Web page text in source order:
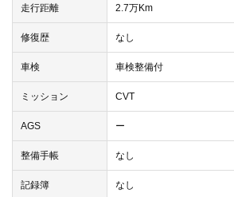
走行距離 2.7万Km
修復歴 なし
車検 車検整備付
ミッション CVT
AGS ー
整備手帳 なし
記録簿 なし